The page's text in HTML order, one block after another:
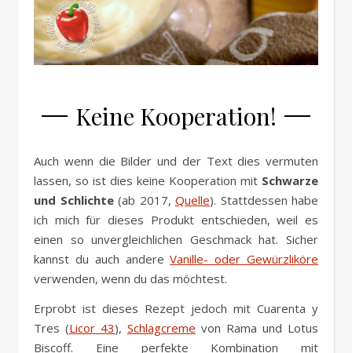
Keine Kooperation!
Auch wenn die Bilder und der Text dies vermuten
lassen, so ist dies keine Kooperation mit Schwarze
und Schlichte(ab 2017, Quelle). Stattdessen habe
ich mich für dieses Produkt entschieden, weil es
einen so unvergleichlichen Geschmack hat. Sicher
kannst du auch andereVanille- oder Gewürzliköre
verwenden, wenn du das möchtest.
Erprobt ist dieses Rezept jedoch mit Cuarenta y
Tres (Licor 43), Schlagcreme von Rama und Lotus
Biscoff. Eine perfekte Kombination mit